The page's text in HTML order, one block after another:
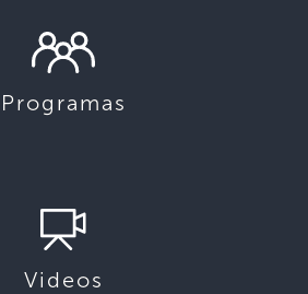
Programas
Videos